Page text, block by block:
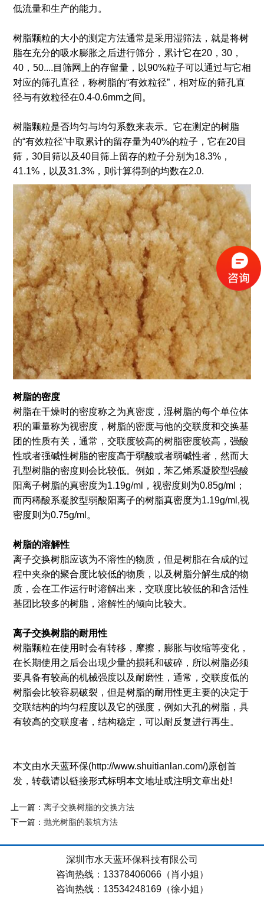
低流量和生产的能力。
树脂颗粒的大小的测定方法通常是采用湿筛法，就是将树
脂在充分的吸水膨胀之后进行筛分，累计它在20，30，
40，50....目筛网上的存留量，以90%粒子可以通过与它相
对应的筛孔直径，称树脂的“有效粒径”，相对应的筛孔直
径与有效粒径在0.4-0.6mm之间。
树脂颗粒是否均匀与均匀系数来表示。它在测定的树脂
的“有效粒径”中取累计的留存量为40%的粒子，它在20目
筛，30目筛以及40目筛上留存的粒子分别为18.3%，
41.1%，以及31.3%，则计算得到的均数在2.0.
树脂的密度
树脂在干燥时的密度称之为真密度，湿树脂的每个单位体
积的重量称为视密度，树脂的密度与他的交联度和交换基
团的性质有关，通常，交联度较高的树脂密度较高，强酸
性或者强碱性树脂的密度高于弱酸或者弱碱性者，然而大
孔型树脂的密度则会比较低。例如，苯乙烯系凝胶型强酸
阳离子树脂的真密度为1.19g/ml，视密度则为0.85g/ml；
而丙稀酸系凝胶型弱酸阳离子的树脂真密度为1.19g/ml,视
密度则为0.75g/ml。
树脂的溶解性
离子交换树脂应该为不溶性的物质，但是树脂在合成的过
程中夹杂的聚合度比较低的物质，以及树脂分解生成的物
质，会在工作运行时溶解出来，交联度比较低的和含活性
基团比较多的树脂，溶解性的倾向比较大。
离子交换树脂的耐用性
树脂颗粒在使用时会有转移，摩擦，膨胀与收缩等变化，
在长期使用之后会出现少量的损耗和破碎，所以树脂必须
要具备有较高的机械强度以及耐磨性，通常，交联度低的
树脂会比较容易破裂，但是树脂的耐用性更主要的决定于
交联结构的均匀程度以及它的强度，例如大孔的树脂，具
有较高的交联度者，结构稳定，可以耐反复进行再生。
本文由水天蓝环保(http://www.shuitianlan.com/)原创首
发，转载请以链接形式标明本文地址或注明文章出处!
上一篇： 离子交换树脂的交换方法
下一篇： 抛光树脂的装填方法
深圳市水天蓝环保科技有限公司
咨询热线：13378406066（肖小姐）
咨询热线：13534248169（徐小姐）